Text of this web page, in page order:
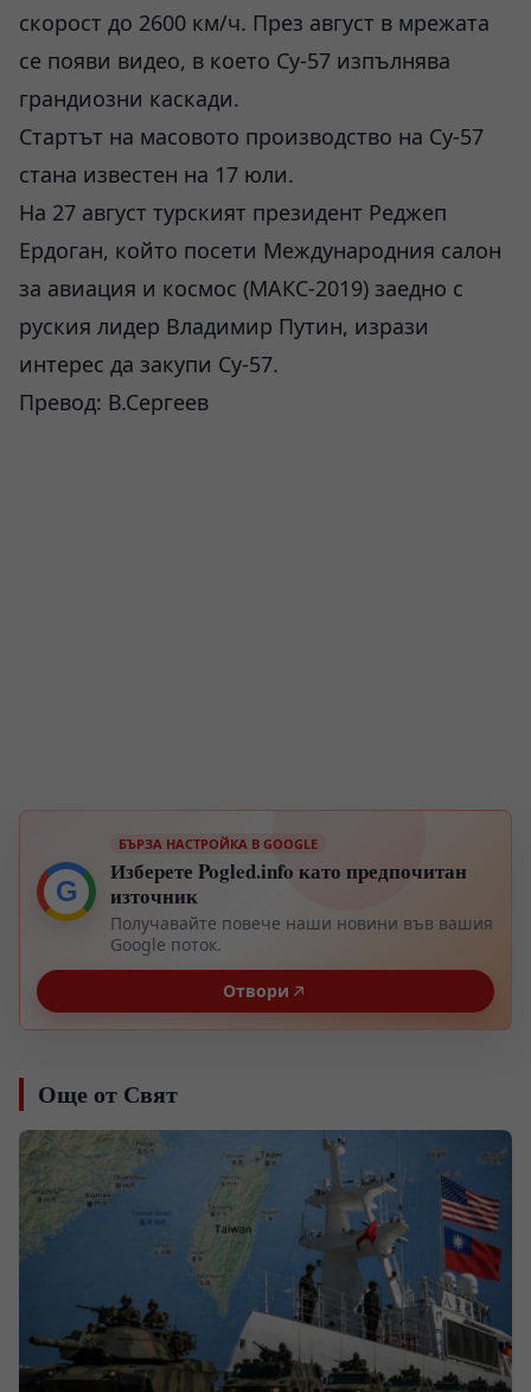
скорост до 2600 км/ч. През август в мрежата
се появи видео, в което Су-57 изпълнява
грандиозни каскади.
Стартът на масовото производство на Су-57
стана известен на 17 юли.
На 27 август турският президент Реджеп
Ердоган, който посети Международния салон
за авиация и космос (МАКС-2019) заедно с
руския лидер Владимир Путин, изрази
интерес да закупи Су-57.
Превод: В.Сергеев
G
БЪРЗА НАСТРОЙКА В GOOGLE
Изберете Pogled.info като предпочитан
източник
Получавайте повече наши новини във вашия
Google поток.
Отвори
Още от Свят